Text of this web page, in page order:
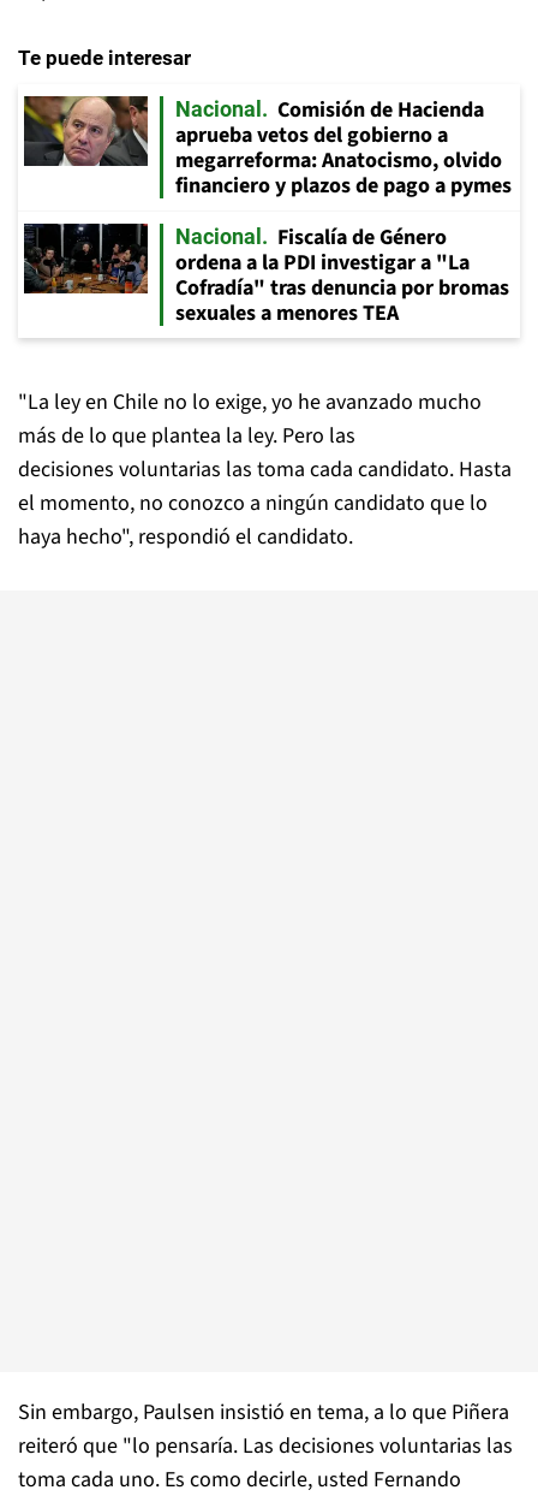
Te puede interesar
Nacional
Comisión de Hacienda
aprueba vetos del gobierno a
megarreforma: Anatocismo, olvido
financiero y plazos de pago a pymes
Nacional
Fiscalía de Género
ordena a la PDI investigar a "La
Cofradía" tras denuncia por bromas
sexuales a menores TEA
"La ley en Chile no lo exige, yo he avanzado mucho
más de lo que plantea la ley. Pero las
decisiones voluntarias las toma cada candidato. Hasta
el momento, no conozco a ningún candidato que lo
haya hecho", respondió el candidato.
Sin embargo, Paulsen insistió en tema, a lo que Piñera
reiteró que "lo pensaría. Las decisiones voluntarias las
toma cada uno. Es como decirle, usted Fernando